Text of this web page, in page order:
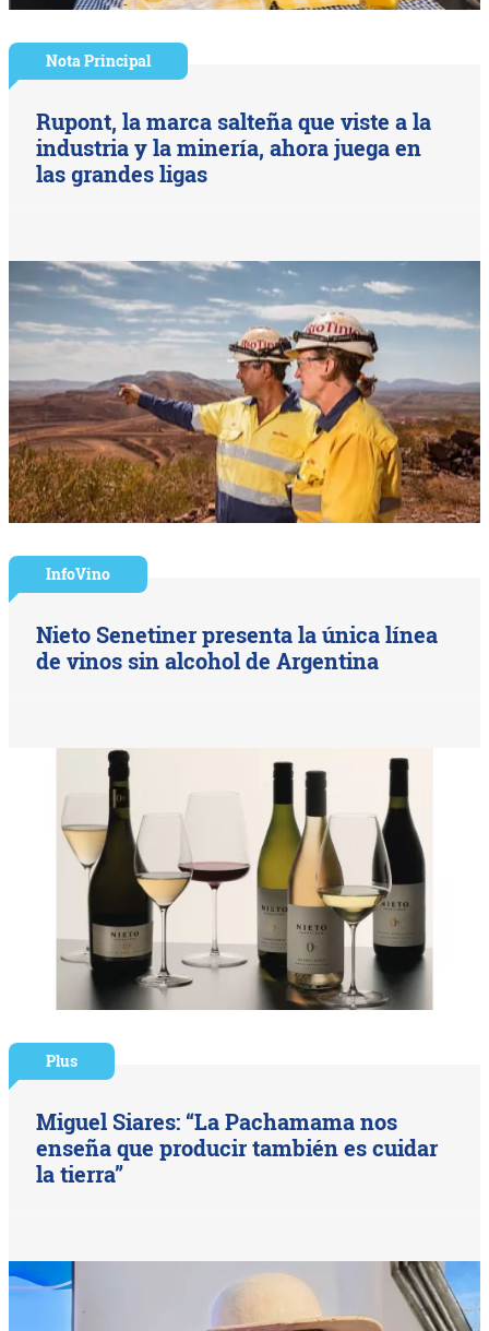
Nota Principal
Rupont, la marca salteña que viste a la
industria y la minería, ahora juega en
las grandes ligas
InfoVino
Nieto Senetiner presenta la única línea
de vinos sin alcohol de Argentina
Plus
Miguel Siares: “La Pachamama nos
enseña que producir también es cuidar
la tierra”